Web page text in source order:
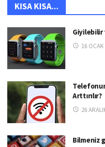
KISA KISA...
Giyilebilir
16
Arttırılır?
26
Bilmeniz